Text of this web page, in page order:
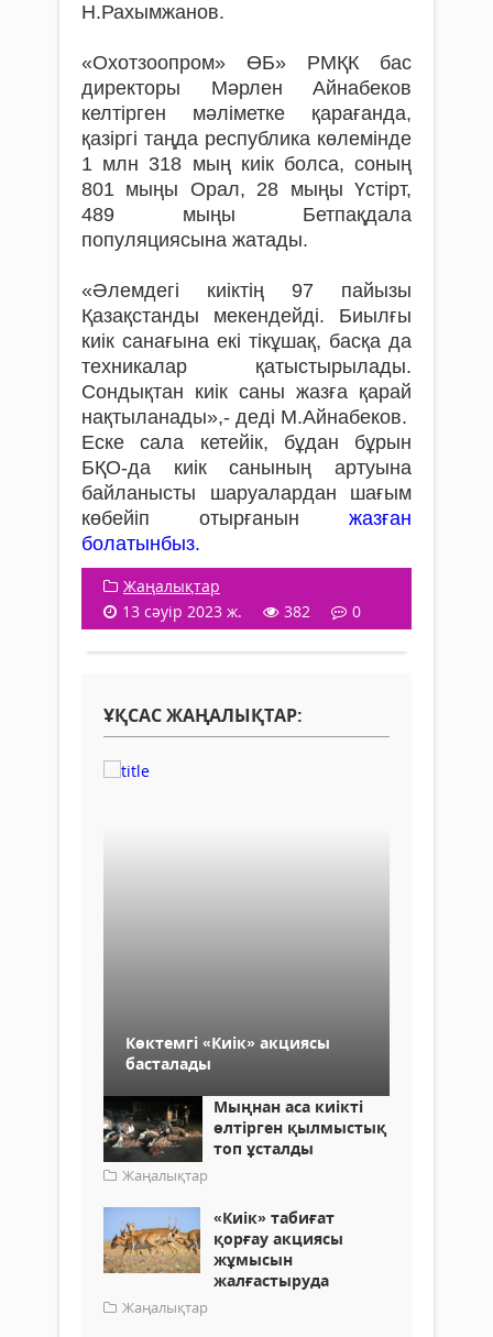
Н.Рахымжанов.
«Охотзоопром» ӨБ» РМҚК бас
директоры Мәрлен Айнабеков
келтірген мәліметке қарағанда,
қазіргі таңда республика көлемінде
1 млн 318 мың киік болса, соның
801 мыңы Орал, 28 мыңы Үстірт,
489 мыңы Бетпақдала
популяциясына жатады.
«Әлемдегі киіктің 97 пайызы
Қазақстанды мекендейді. Биылғы
киік санағына екі тікұшақ, басқа да
техникалар қатыстырылады.
Сондықтан киік саны жазға қарай
нақтыланады»,- деді М.Айнабеков.
Еске сала кетейік, бұдан бұрын
БҚО-да киік санының артуына
байланысты шаруалардан шағым
көбейіп отырғанын
жазған
болатынбыз.
Жаңалықтар
13 сәуір 2023 ж.
382 0
ҰҚСАС ЖАҢАЛЫҚТАР:
Көктемгі «Киік» акциясы
басталады
Мыңнан аса киікті
өлтірген қылмыстық
топ ұсталды
Жаңалықтар
«Киік» табиғат
қорғау акциясы
жұмысын
жалғастыруда
Жаңалықтар